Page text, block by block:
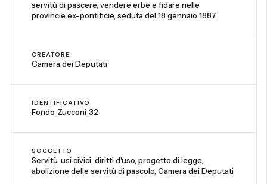
servitù di pascere, vendere erbe e fidare nelle
provincie ex-pontificie, seduta del 18 gennaio 1887.
CREATORE
Camera dei Deputati
IDENTIFICATIVO
Fondo_Zucconi_32
SOGGETTO
Servitù, usi civici, diritti d'uso, progetto di legge,
abolizione delle servitù di pascolo, Camera dei Deputati